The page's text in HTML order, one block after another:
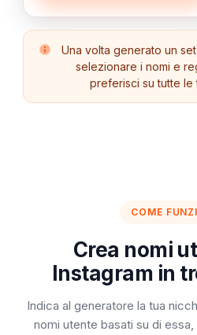
Una volta generato un
selezionare i nomi e
preferisci su tutte le
COME
Crea nomi
Instagram in
Indica al generatore la tua
nomi utente basati su di